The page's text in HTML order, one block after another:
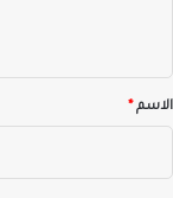
*الاسم*